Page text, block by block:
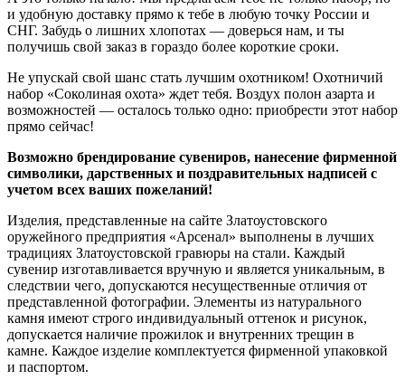
и удобную доставку прямо к тебе в любую точку России и
СНГ. Забудь о лишних хлопотах — доверься нам, и ты
получишь свой заказ в гораздо более короткие сроки.
Не упускай свой шанс стать лучшим охотником! Охотничий
набор «Соколиная охота» ждет тебя. Воздух полон азарта и
возможностей — осталось только одно: приобрести этот набор
прямо сейчас!
Возможно брендирование сувениров, нанесение фирменной
символики, дарственных и поздравительных надписей с
учетом всех ваших пожеланий!
Изделия, представленные на сайте Златоустовского
оружейного предприятия «Арсенал» выполнены в лучших
традициях Златоустовской гравюры на стали. Каждый
сувенир изготавливается вручную и является уникальным, в
следствии чего, допускаются несущественные отличия от
представленной фотографии. Элементы из натурального
камня имеют строго индивидуальный оттенок и рисунок,
допускается наличие прожилок и внутренних трещин в
камне. Каждое изделие комплектуется фирменной упаковкой
и паспортом.